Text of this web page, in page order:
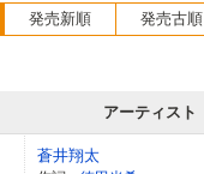
発売新順 発売古順
アーティスト
蒼井翔太